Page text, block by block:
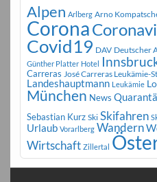
Alpen Arlberg Arno
Corona
Covid19 DAV Deutscher
Günther Platter Hotel
Carreras José Carreras Leukämie-
Landeshauptmann Leukämie
München News
Sebastian Kurz Ski Skifahren
Urlaub Vorarlberg Wandern
Wirtschaft Zillertal